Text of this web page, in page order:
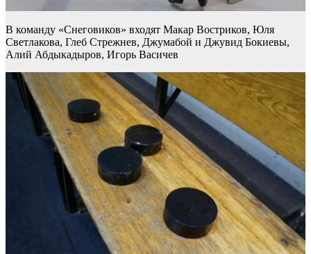
В команду «Снеговиков» входят Макар Востриков, Юля
Светлакова, Глеб Стрежнев, Джумабой и Джувид Бокиевы,
Алий Абдыкадыров, Игорь Васичев